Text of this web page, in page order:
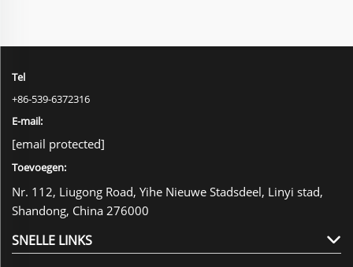
Tel
+86-539-6372316
E-mail:
[email protected]
Toevoegen:
Nr. 112, Liugong Road, Yihe Nieuwe Stadsdeel, Linyi stad,
Shandong, China 276000
SNELLE LINKS